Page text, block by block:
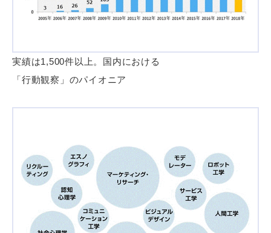
実績は1,500件以上。国内における
「行動観察」のパイオニア